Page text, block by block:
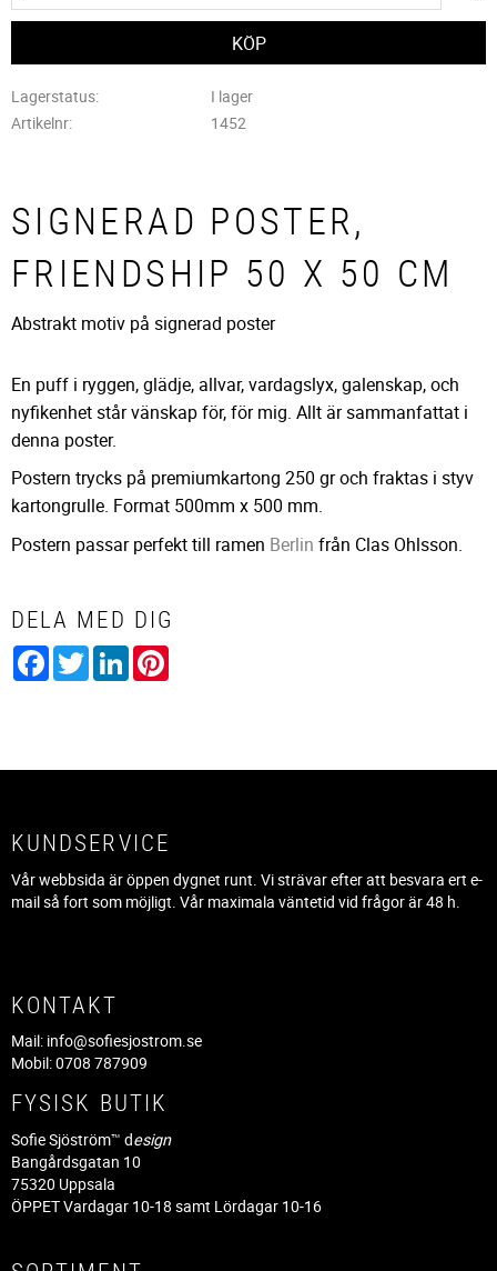
Lagerstatus
I lager
Artikelnr
1452
SIGNERAD POSTER,
FRIENDSHIP 50 X 50 CM
Abstrakt motiv på signerad poster
En puff i ryggen, glädje, allvar, vardagslyx, galenskap, och
nyfikenhet står vänskap för, för mig. Allt är sammanfattat i
denna poster.
Postern trycks på premiumkartong 250 gr och fraktas i styv
kartongrulle. Format 500mm x 500 mm.
Postern passar perfekt till ramen Berlin från Clas Ohlsson.
DELA MED DIG
Facebook
TwitterLinkedIn
KUNDSERVICE
Vår webbsida är öppen dygnet runt. Vi strävar efter att besvara ert e-
mail så fort som möjligt. Vår maximala väntetid vid frågor är 48 h.
KONTAKT
Mail: info@sofiesjostrom.se
Mobil: 0708 787909
FYSISK BUTIK
Sofie Sjöström™ design
Bangårdsgatan 10
75320 Uppsala
ÖPPET Vardagar 10-18 samt Lördagar 10-16